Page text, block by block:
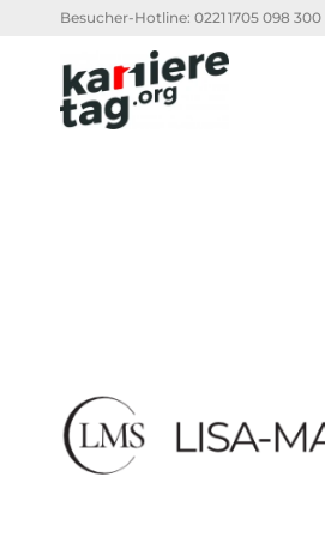
Besucher-Hotline: 0221 1705 098 300